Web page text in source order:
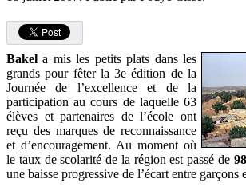
Bakela mis les petits plats dans les
grands pour fêter la 3e édition de la
Journée de l’excellence et de la
participation au cours de laquelle 63
élèves et partenaires de l’école ont
reçu des marques de reconnaissance
et d’encouragement. Au moment où
le taux de scolarité de la région est passé de
une baisse progressive de l’écart entre garçons